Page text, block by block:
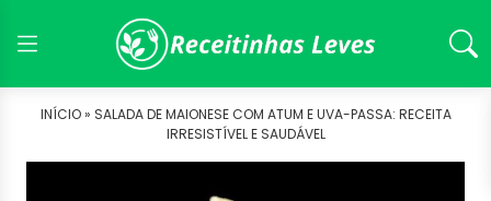
INÍCIO » SALADA DE MAIONESE COM ATUM E UVA-PASSA: RECEITA
IRRESISTÍVEL E SAUDÁVEL